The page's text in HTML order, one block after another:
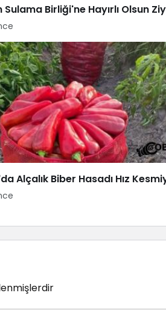
Sulama Birliği'ne Hayırlı Olsun
Alçalık Biber Hasadı Hız